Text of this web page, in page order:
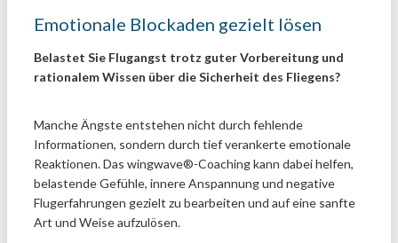
Emotionale Blockaden gezielt lösen
Belastet Sie Flugangst trotz guter Vorbereitung und
rationalem Wissen über die Sicherheit des Fliegens?
Manche Ängste entstehen nicht durch fehlende
Informationen, sondern durch tief verankerte emotionale
Reaktionen. Das wingwave®-Coaching kann dabei helfen,
belastende Gefühle, innere Anspannung und negative
Flugerfahrungen gezielt zu bearbeiten und auf eine sanfte
Art und Weise aufzulösen.